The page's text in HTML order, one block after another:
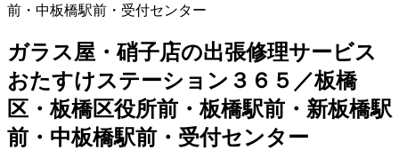
前・中板橋駅前・受付センター
ガラス屋・硝子店の出張修理サービス
おたすけステーション３６５／板橋
区・板橋区役所前・板橋駅前・新板橋駅
前・中板橋駅前・受付センター